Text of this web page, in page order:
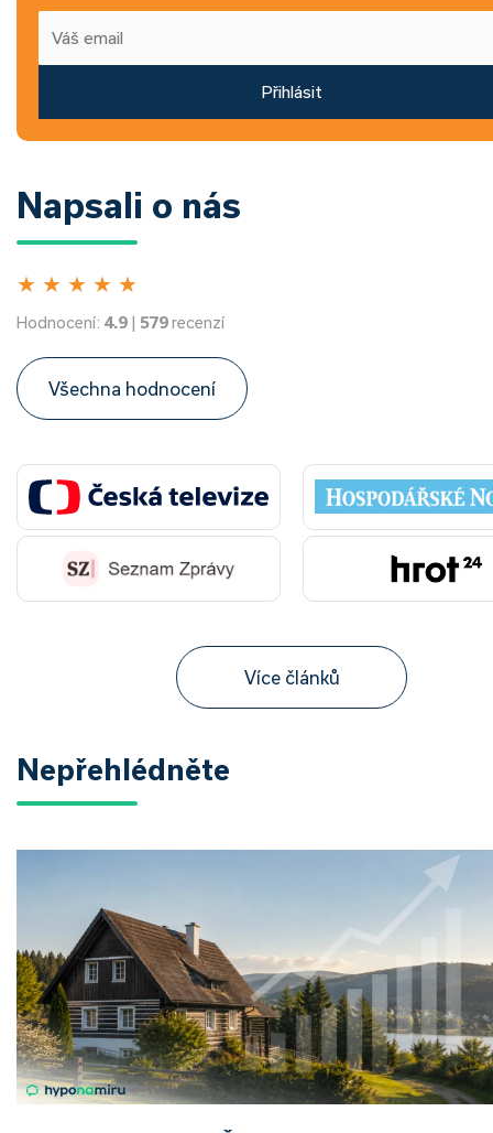
Přihlásit
Napsali o nás
★ ★ ★ ★ ★
Hodnocení: 4.9 | 579recenzí
Všechna hodnocení
Více článků
Nepřehlédněte